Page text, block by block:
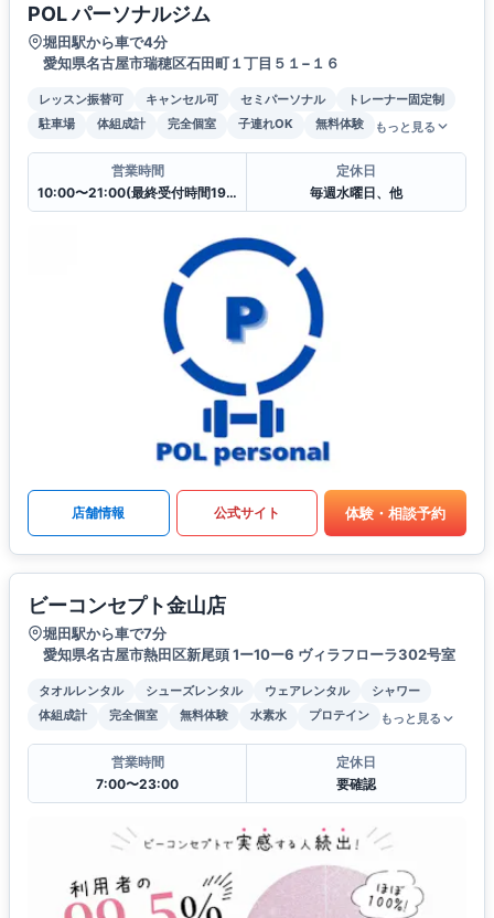
POL パーソナルジム
堀田駅から車で4分
愛知県名古屋市瑞穂区石田町１丁目５１−１６
レッスン振替可 キャンセル可 セミパーソナル
トレーナー固定制
駐車場
体組成計 完全個室 子連れOK 無料体験 もっと見る
営業時間
10:00〜21:00(最終受付時間19:30)
定休日
毎週水曜日、他
店舗情報 公式サイト 体験・相談予約
ビーコンセプト金山店
堀田駅から車で7分
愛知県名古屋市熱田区新尾頭 1ー10ー6 ヴィラフローラ302号室
タオルレンタル シューズレンタル ウェアレンタル
シャワー
体組成計
完全個室 無料体験 水素水 プロテイン もっと見る
営業時間
7:00〜23:00
定休日
要確認